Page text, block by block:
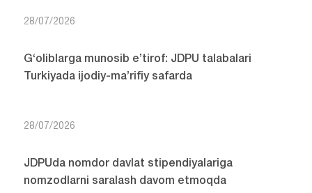
28/07/2026
G‘oliblarga munosib e’tirof: JDPU talabalari
Turkiyada ijodiy-ma’rifiy safarda
28/07/2026
JDPUda nomdor davlat stipendiyalariga
nomzodlarni saralash davom etmoqda